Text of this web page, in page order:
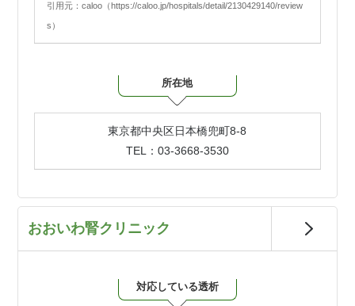
引用元：caloo（https://caloo.jp/hospitals/detail/2130429140/review
s）
所在地
東京都中央区日本橋兜町8-8
TEL：03-3668-3530
おおいわ腎クリニック
対応している透析